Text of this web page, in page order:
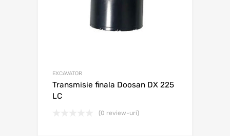
EXCAVATOR
Transmisie finala Doosan DX 225
LC
(0 review-uri)